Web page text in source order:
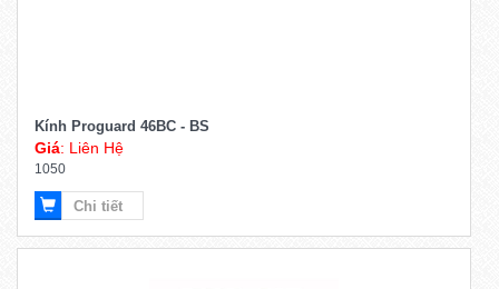
Kính Proguard 46BC - BS
Giá: Liên Hệ
1050
Chi tiết